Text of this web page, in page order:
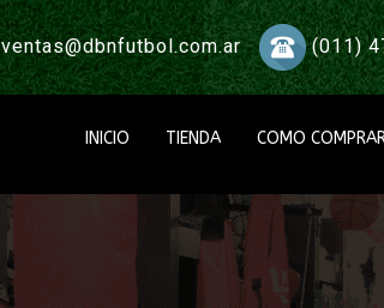
ventas@dbnfutbol.com.ar (011)
INICIO TIENDA COMO